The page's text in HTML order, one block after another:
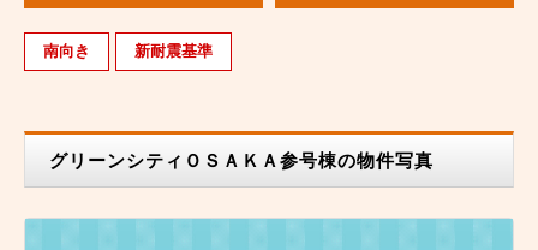
南向き 新耐震基準
グリーンシティＯＳＡＫＡ参号棟の物件写真